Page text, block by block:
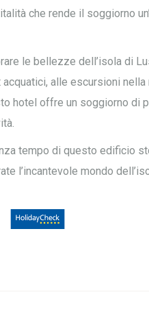
che rende il soggiorno
le bellezze dell’isola di
alle escursioni nella
hotel offre un soggiorno di
tempo di questo edificio
l’incantevole mondo